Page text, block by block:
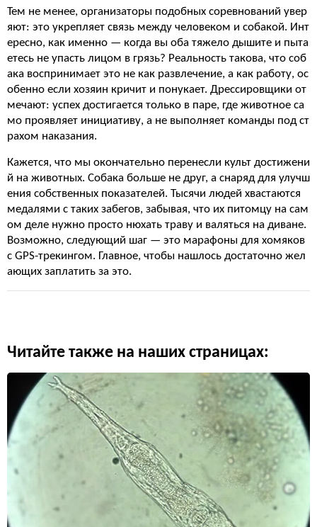
Тем не менее, организаторы подобных соревнований увер
яют: это укрепляет связь между человеком и собакой. Инт
ересно, как именно — когда вы оба тяжело дышите и пыта
етесь не упасть лицом в грязь? Реальность такова, что соб
ака воспринимает это не как развлечение, а как работу, ос
обенно если хозяин кричит и понукает. Дрессировщики от
мечают: успех достигается только в паре, где животное са
мо проявляет инициативу, а не выполняет команды под ст
рахом наказания.
Кажется, что мы окончательно перенесли культ достижени
й на животных. Собака больше не друг, а снаряд для улучш
ения собственных показателей. Тысячи людей хвастаются
медалями с таких забегов, забывая, что их питомцу на сам
ом деле нужно просто нюхать траву и валяться на диване.
Возможно, следующий шаг — это марафоны для хомяков
с GPS-трекингом. Главное, чтобы нашлось достаточно жел
ающих заплатить за это.
Читайте также на наших страницах: